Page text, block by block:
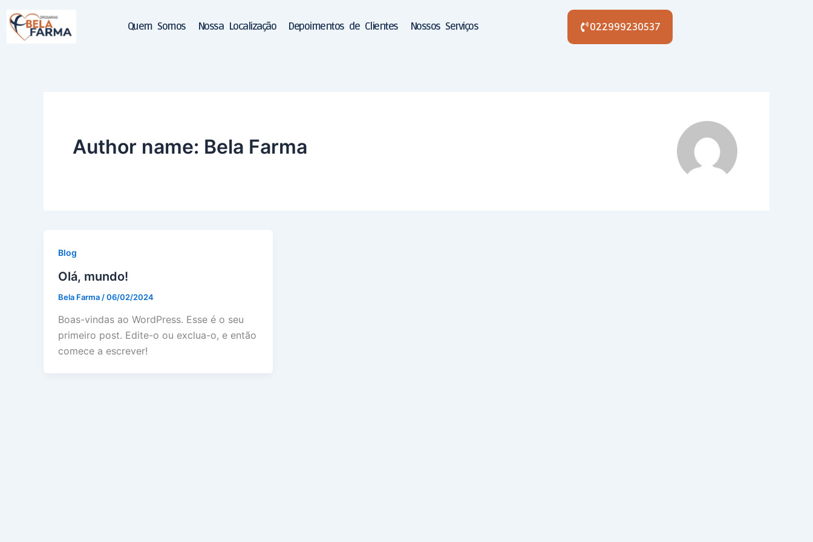
para
Quem Somos Nossa Localização Depoimentos de Clientes Nossos Serviços 022999230537
Author name: Bela Farma
Blog
Olá, mundo!
Bela Farma /06/02/2024
Boas-vindas ao WordPress. Esse é o seu
primeiro post. Edite-o ou exclua-o, e então
comece a escrever!